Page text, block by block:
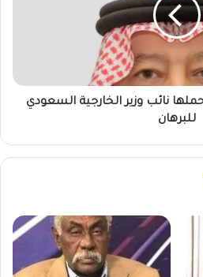
نائب وزير الخارجية السعودي
للبرهان